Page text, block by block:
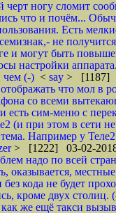
ногу сломит
что и почём...
Есть
не
и могут быть
настройки
чем (-) < say > [1187]
что мол в
со всеми
есть сим-меню с
(и при этом в сети
Например у
> [1222] 03-02-
надо по всей
оказывается,
без кода не будет
кроме двух
же ещё такси